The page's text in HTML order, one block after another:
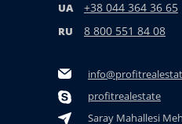
UA +38 044 364 36 65
RU 8 800 551 84 08
profitrealestate
Saray Mahallesi